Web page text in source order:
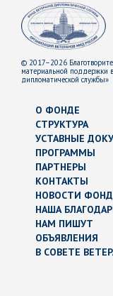
© 2017–2026
материальной поддержки
дипломатической службы»
О ФОНДЕ
СТРУКТУРА
УСТАВНЫЕ
ПРОГРАММЫ
ПАРТНЕРЫ
КОНТАКТЫ
НОВОСТИ
НАША
НАМ ПИШУТ
ОБЪЯВЛЕНИЯ
В СОВЕТЕ